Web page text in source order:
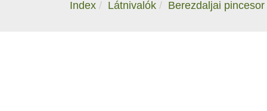
Index Látnivalók Berezdaljai